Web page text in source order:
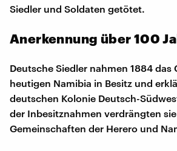
Siedler und Soldaten getötet.
Anerkennung über 100
Deutsche Siedler nahmen 1884 das
heutigen Namibia in Besitz und
deutschen Kolonie Deutsch-
der Inbesitznahmen verdrängten
Gemeinschaften der Herero und